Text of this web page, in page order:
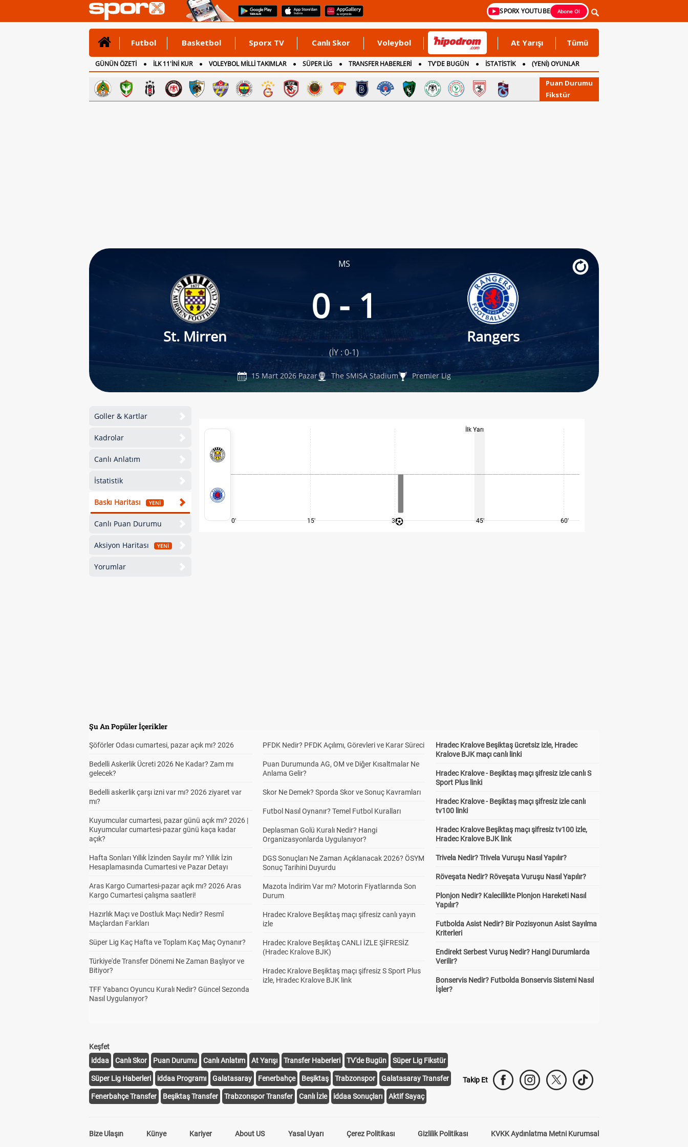
SPORX YOUTUBE Abone Ol
Futbol Basketbol Sporx TV Canlı Skor Voleybol At Yarışı Tümü
GÜNÜN ÖZETİ İLK 11'İNİ KUR VOLEYBOL MİLLİ TAKIMLAR SÜPER LİG TRANSFER HABERLERİ TV'DE BUGÜN İSTATİSTİK
(YENİ) OYUNLAR
CANLI ANLATIM
İNGİLTERE
Puan Durumu
Fikstür
MS
St. Mirren
0 - 1
Rangers
(İY : 0-1)
15 Mart 2026 Pazar The SMISA Stadium Premier Lig
Goller & Kartlar
Kadrolar
Canlı Anlatım
İstatistik
Baskı Haritası YENİ
Canlı Puan Durumu
Aksiyon Haritası YENİ
Yorumlar
0' 15' 30'
İlk Yarı
45' 60'
Şu An Popüler İçerikler
Şöförler Odası cumartesi, pazar açık mı? 2026
Bedelli Askerlik Ücreti 2026 Ne Kadar? Zam mı
gelecek?
Bedelli askerlik çarşı izni var mı? 2026 ziyaret var
mı?
Kuyumcular cumartesi, pazar günü açık mı? 2026 |
Kuyumcular cumartesi-pazar günü kaça kadar
açık?
Hafta Sonları Yıllık İzinden Sayılır mı? Yıllık İzin
Hesaplamasında Cumartesi ve Pazar Detayı
Aras Kargo Cumartesi-pazar açık mı? 2026 Aras
Kargo Cumartesi çalışma saatleri!
Hazırlık Maçı ve Dostluk Maçı Nedir? Resmî
Maçlardan Farkları
Süper Lig Kaç Hafta ve Toplam Kaç Maç Oynanır?
Türkiye'de Transfer Dönemi Ne Zaman Başlıyor ve
Bitiyor?
TFF Yabancı Oyuncu Kuralı Nedir? Güncel Sezonda
Nasıl Uygulanıyor?
PFDK Nedir? PFDK Açılımı, Görevleri ve Karar Süreci
Puan Durumunda AG, OM ve Diğer Kısaltmalar Ne
Anlama Gelir?
Skor Ne Demek? Sporda Skor ve Sonuç Kavramları
Futbol Nasıl Oynanır? Temel Futbol Kuralları
Deplasman Golü Kuralı Nedir? Hangi
Organizasyonlarda Uygulanıyor?
DGS Sonuçları Ne Zaman Açıklanacak 2026? ÖSYM
Sonuç Tarihini Duyurdu
Mazota İndirim Var mı? Motorin Fiyatlarında Son
Durum
Hradec Kralove Beşiktaş maçı şifresiz canlı yayın
izle
Hradec Kralove Beşiktaş CANLI İZLE ŞİFRESİZ
(Hradec Kralove BJK)
Hradec Kralove Beşiktaş maçı şifresiz S Sport Plus
izle, Hradec Kralove BJK link
Hradec Kralove Beşiktaş ücretsiz izle, Hradec
Kralove BJK maçı canlı linki
Hradec Kralove - Beşiktaş maçı şifresiz izle canlı S
Sport Plus linki
Hradec Kralove - Beşiktaş maçı şifresiz izle canlı
tv100 linki
Hradec Kralove Beşiktaş maçı şifresiz tv100 izle,
Hradec Kralove BJK link
Trivela Nedir? Trivela Vuruşu Nasıl Yapılır?
Röveşata Nedir? Röveşata Vuruşu Nasıl Yapılır?
Plonjon Nedir? Kalecilikte Plonjon Hareketi Nasıl
Yapılır?
Futbolda Asist Nedir? Bir Pozisyonun Asist Sayılma
Kriterleri
Endirekt Serbest Vuruş Nedir? Hangi Durumlarda
Verilir?
Bonservis Nedir? Futbolda Bonservis Sistemi Nasıl
İşler?
Keşfet
iddaa
Canlı Skor Puan Durumu Canlı Anlatım At Yarışı Transfer Haberleri TV'de Bugün Süper Lig Fikstür
Süper Lig Haberleri iddaa Programı Galatasaray Fenerbahçe Beşiktaş Trabzonspor Galatasaray Transfer
Fenerbahçe Transfer Beşiktaş Transfer Trabzonspor Transfer Canlı İzle iddaa Sonuçları Aktif Sayaç
Takip Et
Bize Ulaşın Künye Kariyer About US Yasal Uyarı Çerez Politikası Gizlilik Politikası KVKK Aydınlatma Metni Kurumsal